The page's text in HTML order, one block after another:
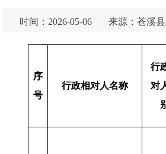
时间：2026-05-06 来源：苍溪
序
号
行政相对人名称
行
对